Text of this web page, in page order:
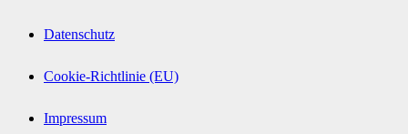
Datenschutz
Cookie-Richtlinie (EU)
Impressum